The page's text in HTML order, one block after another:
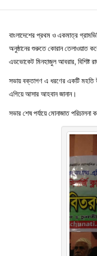
বাংলাদেশের প্রথম ও একমাত্র
অনুষ্ঠানের শুরুতে কোরান তেলাওয়াত
এডভোকেট মিনহাজুল আবরার, বিশিষ্ট
সভায় বক্তাগণ এ ধরণের একটি মহতি
এগিয়ে আসার আহবান জানান।
সভার শেষ পর্যায়ে মোনাজাত পরিচালনা